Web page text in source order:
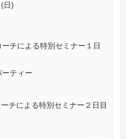
日)
チによる特別セミナー１日
ティー
チによる特別セミナー２日目